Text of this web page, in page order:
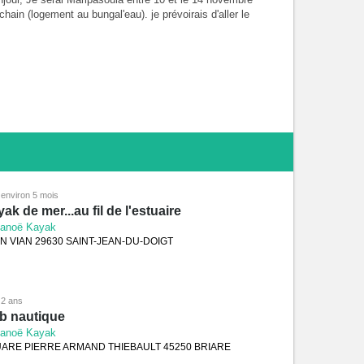
(logement au bungal'eau). je prévoirais d'aller le
5 mois
de mer...au fil de l'estuaire
Kayak
VIAN 29630 SAINT-JEAN-DU-DOIGT
ans
nautique
Kayak
PIERRE ARMAND THIEBAULT 45250 BRIARE